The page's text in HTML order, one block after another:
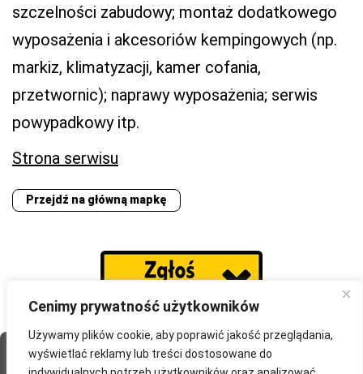
Cenimy prywatność użytkowników
Używamy plików cookie, aby poprawić jakość przeglądania,
wyświetlać reklamy lub treści dostosowane do
szczelności zabudowy; montaż dodatkowego
wyposażenia i akcesoriów kempingowych (np.
markiz, klimatyzacji, kamer cofania,
przetwornic); naprawy wyposażenia; serwis
powypadkowy itp.
Strona serwisu
Przejdź na główną mapkę
Strona Główna O portalu Współpraca